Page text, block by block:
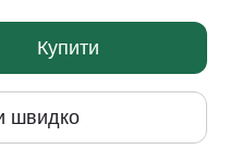
Купити
швидко